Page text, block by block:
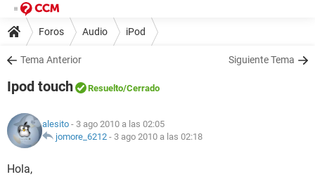
Foros Audio iPod
Tema Anterior Siguiente Tema
Ipod touch Resuelto/Cerrado
alesito - 3 ago 2010 a las 02:05
jomore_6212 - 3 ago 2010 a las 02:18
Hola,